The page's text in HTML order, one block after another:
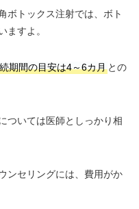
ボトックス注射では、ボト
ますよ。
期間の目安は4～6カ月との
ついては医師としっかり相
ンセリングには、費用がか